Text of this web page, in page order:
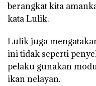
berangkat kita
kata Lulik.
Lulik juga
ini tidak seperti
pelaku gunakan
ikan nelayan.